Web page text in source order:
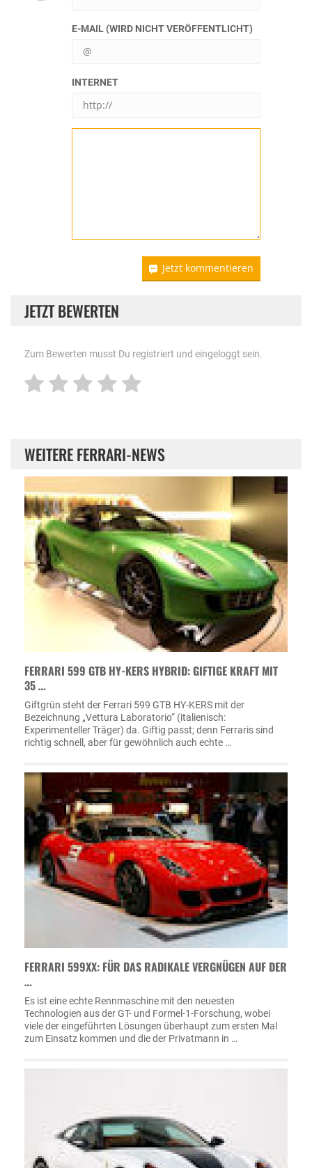
E-MAIL (WIRD NICHT VERÖFFENTLICHT)
INTERNET
Jetzt kommentieren
JETZT BEWERTEN
Zum Bewerten musst Du registriert und eingeloggt sein.
WEITERE FERRARI-NEWS
FERRARI 599 GTB HY-KERS HYBRID: GIFTIGE KRAFT MIT
35 …
Giftgrün steht der Ferrari 599 GTB HY-KERS mit der
Bezeichnung „Vettura Laboratorio“ (italienisch:
Experimenteller Träger) da. Giftig passt; denn Ferraris sind
richtig schnell, aber für gewöhnlich auch echte …
FERRARI 599XX: FÜR DAS RADIKALE VERGNÜGEN AUF DER
…
Es ist eine echte Rennmaschine mit den neuesten
Technologien aus der GT- und Formel-1-Forschung, wobei
viele der eingeführten Lösungen überhaupt zum ersten Mal
zum Einsatz kommen und die der Privatmann in …